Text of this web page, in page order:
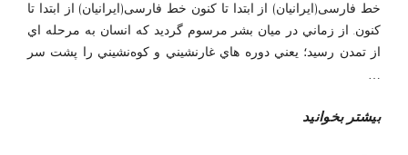
خط فارسی(ایرانیان) از ابتدا تا کنون خط فارسی(ایرانیان) از ابتدا تا
کنون. از زماني در ميان بشر مرسوم گرديد كه انسان به مرحله اي
از تمدن رسيد؛ يعني دوره هاي غارنشيني و كوه‌نشيني را پشت سر
بیشتر بخوانید